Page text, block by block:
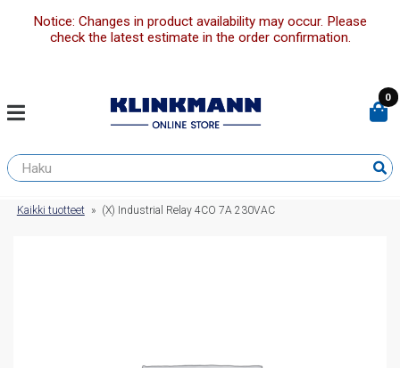
Notice: Changes in product availability may occur. Please
check the latest estimate in the order confirmation.
0
Kaikki tuotteet » (X) Industrial Relay 4CO 7A 230VAC